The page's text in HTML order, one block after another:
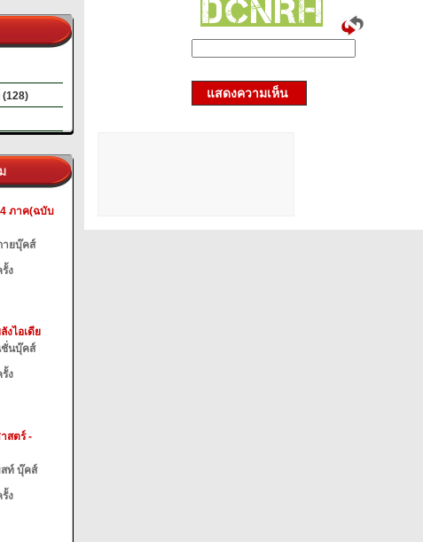
ภาค(ฉบับ
ายบุ๊คส์
ง
งไอเดีย
ชั่นบุ๊คส์
ง
สตร์ -
ท์ บุ๊คส์
ง
แสดงความเห็น